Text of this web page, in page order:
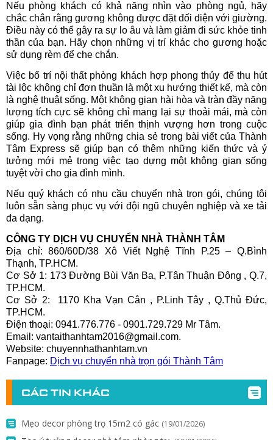
Nếu phòng khách có khả năng nhìn vào phòng ngủ, hãy
chắc chắn rằng gương không được đặt đối diện với giường.
Điều này có thể gây ra sự lo âu và làm giảm đi sức khỏe tinh
thần của bạn. Hãy chọn những vị trí khác cho gương hoặc
sử dụng rèm để che chắn.
Việc bố trí nội thất phòng khách hợp phong thủy để thu hút
tài lộc không chỉ đơn thuần là một xu hướng thiết kế, mà còn
là nghệ thuật sống. Một không gian hài hòa và tràn đầy năng
lượng tích cực sẽ không chỉ mang lại sự thoải mái, mà còn
giúp gia đình bạn phát triển thịnh vượng hơn trong cuộc
sống. Hy vọng rằng những chia sẻ trong bài viết của Thành
Tâm Express sẽ giúp bạn có thêm những kiến thức và ý
tưởng mới mẻ trong việc tạo dựng một không gian sống
tuyệt vời cho gia đình mình.
Nếu quý khách có nhu cầu chuyển nhà trọn gói, chúng tôi
luôn sẵn sàng phục vụ với đội ngũ chuyên nghiệp và xe tải
đa dạng.
CÔNG TY DỊCH VỤ CHUYỂN NHÀ THÀNH TÂM
Địa chỉ: 860/60D/38 Xô Viết Nghệ Tĩnh P.25 – Q.Bình
Thạnh, TP.HCM.
Cơ Sở 1: 173 Đường Bùi Văn Ba, P.Tân Thuận Đông , Q.7,
TP.HCM.
Cơ Sở 2: 1170 Kha Vạn Cân , P.Linh Tây , Q.Thủ Đức,
TP.HCM.
Điện thoại: 0941.776.776 - 0901.729.729 Mr Tâm.
Email: vantaithanhtam2016@gmail.com.
Website: chuyennhathanhtam.vn
Fanpage: Dịch vụ chuyển nhà trọn gói Thành Tâm
CÁC TIN KHÁC
Mẹo decor phòng trọ 15m2 có gác (19/01/2026)